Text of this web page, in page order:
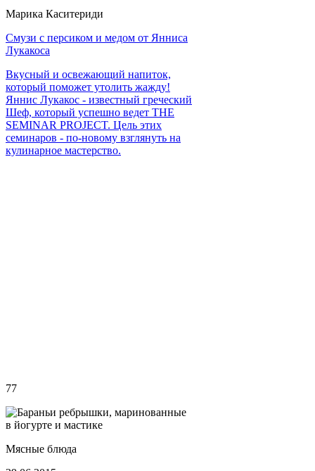
Марика Каситериди
Смузи с персиком и медом от Янниса
Лукакоса
Вкусный и освежающий напиток,
который поможет утолить жажду!
Яннис Лукакос - известный греческий
Шеф, который успешно ведет ΤHE
SEMINAR PROJECT. Цель этих
семинаров - по-новому взглянуть на
кулинарное мастерство.
77
Мясные блюда